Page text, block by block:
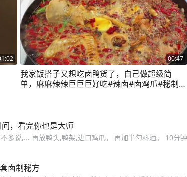
00:47
我家饭搭子又想吃卤鸭货了，自己做超级简
单，麻麻辣辣巨巨巨好吃#辣卤#卤鸡爪#秘制卤
，看完你也是大师
多说,... 再放鸭头,鸭架,进口鸡爪。 再加半勺料酒。 10分钟
卤制秘方